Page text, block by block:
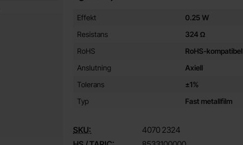
Egenskaper/attribut för denna produkt
Attribut
Effekt
0.25 W
Resistans
324 Ω
RoHS
RoHS-kompatibel
Anslutning
Axiell
Tolerans
±1%
Typ
Fast metallfilm
SKU: 4070 2324